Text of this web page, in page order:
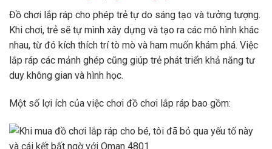
Đồ chơi lắp ráp cho phép trẻ tự do sáng tạo và tưởng tượng.
Khi chơi, trẻ sẽ tự mình xây dựng và tạo ra các mô hình khác
nhau, từ đó kích thích trí tò mò và ham muốn khám phá. Việc
lắp ráp các mảnh ghép cũng giúp trẻ phát triển khả năng tư
duy không gian và hình học.
Một số lợi ích của việc chơi đồ chơi lắp ráp bao gồm: